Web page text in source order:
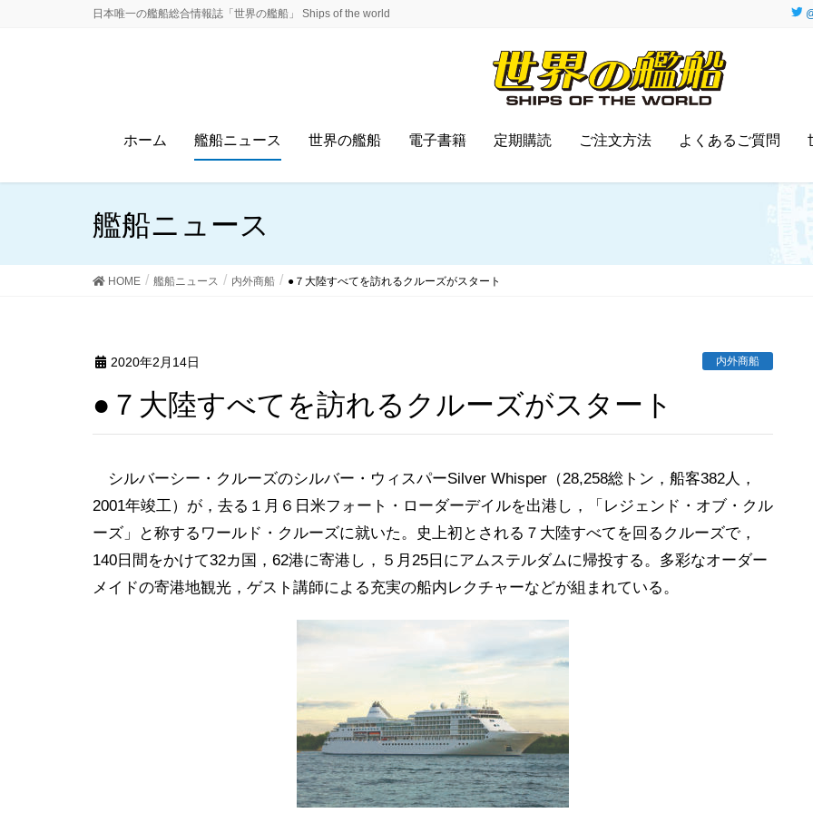
日本唯一の艦船総合情報誌「世界の艦船」 Ships of the world
ホーム 艦船ニュース 世界の艦船 電子書籍 定期購読 ご注文方法 よくあるご質問
艦船ニュース
HOME 艦船ニュース 内外商船 ●７大陸すべてを訪れるクルーズがスタート
2020年2月14日 内外商船
●７大陸すべてを訪れるクルーズがスタート
シルバーシー・クルーズのシルバー・ウィスパーSilver Whisper（28,258総トン，船客382人，
2001年竣工）が，去る１月６日米フォート・ローダーデイルを出港し，「レジェンド・オブ・クル
ーズ」と称するワールド・クルーズに就いた。史上初とされる７大陸すべてを回るクルーズで，
140日間をかけて32カ国，62港に寄港し，５月25日にアムステルダムに帰投する。多彩なオーダー
メイドの寄港地観光，ゲスト講師による充実の船内レクチャーなどが組まれている。